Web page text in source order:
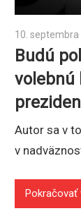
10. septembra
Budú
volebnú
Autor sa v
v
Pokračovať